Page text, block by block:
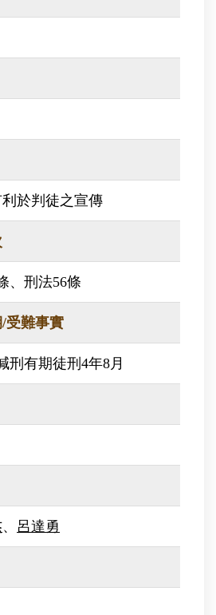
於判徒之宣傳
、刑法56條
受難事實
刑有期徒刑4年8月
、 呂達勇